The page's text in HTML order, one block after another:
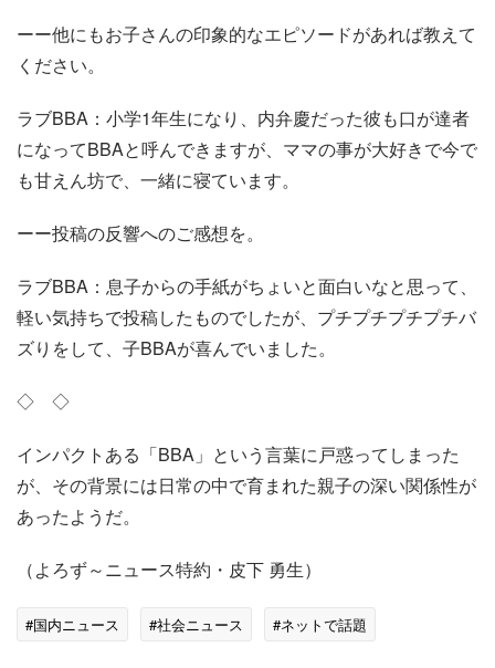
ーー他にもお子さんの印象的なエピソードがあれば教えて
ください。
ラブBBA：小学1年生になり、内弁慶だった彼も口が達者
になってBBAと呼んできますが、ママの事が大好きで今で
も甘えん坊で、一緒に寝ています。
ーー投稿の反響へのご感想を。
ラブBBA：息子からの手紙がちょいと面白いなと思って、
軽い気持ちで投稿したものでしたが、プチプチプチプチバ
ズりをして、子BBAが喜んでいました。
◇ ◇
インパクトある「BBA」という言葉に戸惑ってしまった
が、その背景には日常の中で育まれた親子の深い関係性が
あったようだ。
（よろず～ニュース特約・皮下 勇生）
#国内ニュース #社会ニュース #ネットで話題